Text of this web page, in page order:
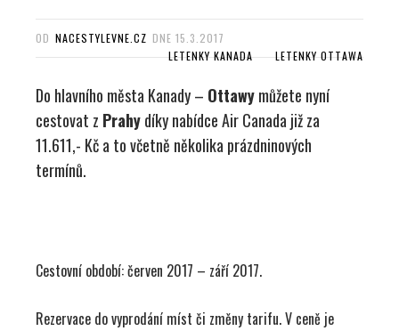
OD NACESTYLEVNE.CZ DNE 15.3.2017
LETENKY KANADA
LETENKY OTTAWA
Do hlavního města Kanady – Ottawymůžete nyní
cestovat z Prahydíky nabídce Air Canada již za
11.611,- Kč a to včetně několika prázdninových
termínů.
Cestovní období: červen 2017 – září 2017.
Rezervace do vyprodání míst či změny tarifu. V ceně je